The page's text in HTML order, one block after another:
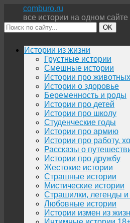
comburo.ru
все истории на одном сайте
OK
Перейти
содержимому
Истории из жизни
Грустные истории
Смешные истории
Истории про животных
Истории о здоровье
Беременность и роды
Истории про детей
Истории про школу
Студенческие годы
Истории про армию
Истории про работу,
Рассказы о
Истории про дружбу
Жестокие истории
Страшные истории
Мистические истории
Страшилки, легенды и
Любовные истории
Истории измен из